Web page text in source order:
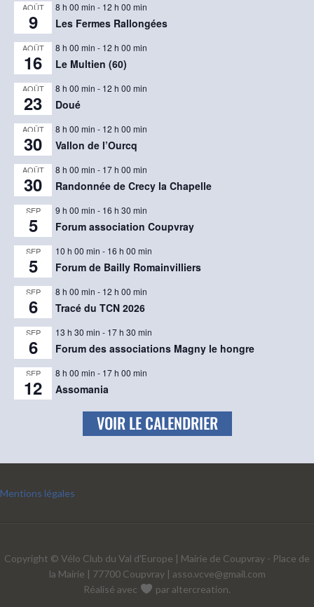
AOÛT
9
8 h 00 min - 12 h 00 min
Les Fermes Rallongées
AOÛT
16
8 h 00 min - 12 h 00 min
Le Multien (60)
AOÛT
23
8 h 00 min - 12 h 00 min
Doué
AOÛT
30
8 h 00 min - 12 h 00 min
Vallon de l’Ourcq
AOÛT
30
8 h 00 min - 17 h 00 min
Randonnée de Crecy la Chapelle
SEP
5
9 h 00 min - 16 h 30 min
Forum association Coupvray
SEP
5
10 h 00 min - 16 h 00 min
Forum de Bailly Romainvilliers
SEP
6
8 h 00 min - 12 h 00 min
Tracé du TCN 2026
SEP
6
13 h 30 min - 17 h 30 min
Forum des associations Magny le hongre
SEP
12
8 h 00 min - 17 h 00 min
Assomania
VOIR LE CALENDRIER
Mentions légales
Copyright © Vélo Club du Val d'Europe | Mairie de Coupvray - Place de
la Mairie | 77700 Coupvray | asso.vcve@gmail.com
Réalisé avec
paraltercreation.